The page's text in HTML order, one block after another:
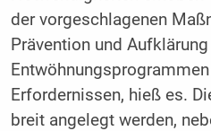
der vorgeschlagenen
Prävention und
Erfordernissen, hieß es.
breit angelegt werden,